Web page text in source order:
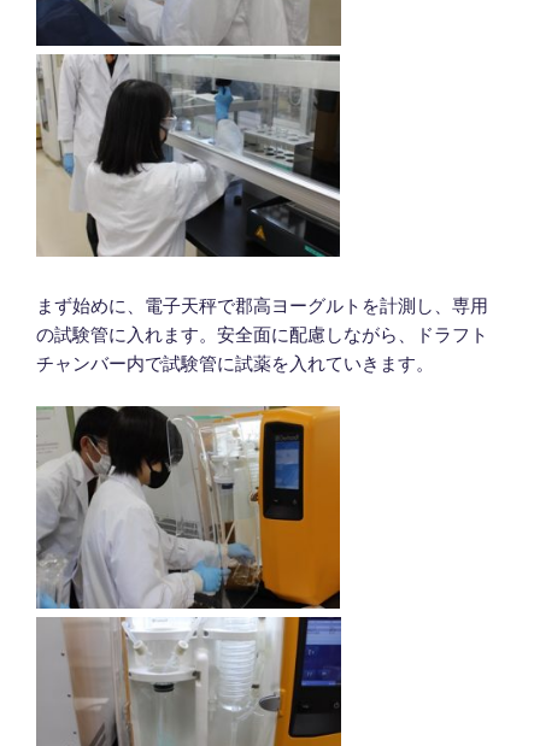
まず始めに、電子天秤で郡高ヨーグルトを計測し、専用
の試験管に入れます。安全面に配慮しながら、ドラフト
チャンバー内で試験管に試薬を入れていきます。